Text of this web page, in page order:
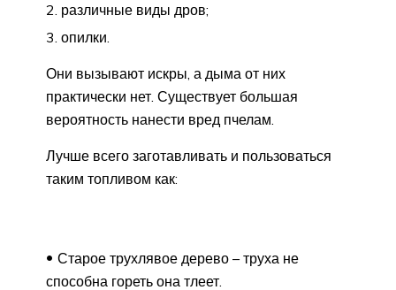
различные виды дров;
опилки.
Они вызывают искры, а дыма от них
практически нет. Существует большая
вероятность нанести вред пчелам.
Лучше всего заготавливать и пользоваться
таким топливом как:
Старое трухлявое дерево – труха не
способна гореть она тлеет.